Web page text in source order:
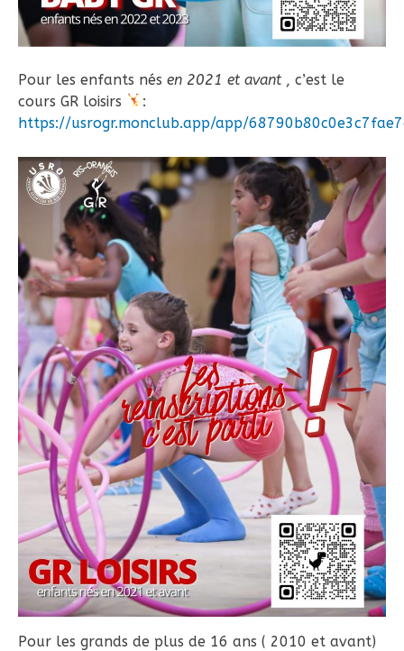
Pour les enfants nés en 2021 et avant , c’est le
cours GR loisirs
:
https://usrogr.monclub.app/app/
Pour les grands de plus de 16 ans ( 2010 et avant)